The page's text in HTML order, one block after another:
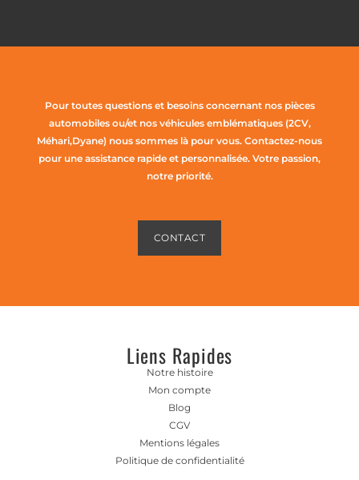
Pour toutes questions et besoins concernant nos pièces
automobiles ou/et nos véhicules emblématiques (2CV,
Méhari,Dyane) nous sommes là pour vous. Contactez-nous
pour une assistance rapide et personnalisée. Votre passion,
notre priorité.
CONTACT
Liens Rapides
Notre histoire
Mon compte
Blog
CGV
Mentions légales
Politique de confidentialité